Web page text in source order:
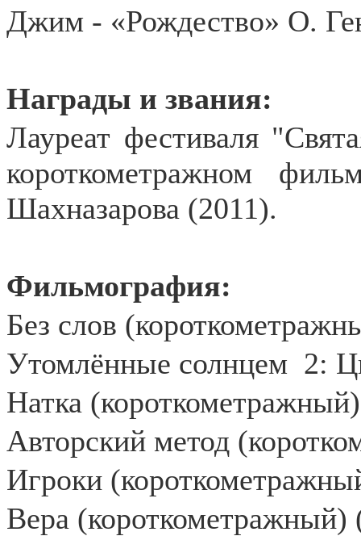
Джим - «Рождество» О.
Награды и звания:
Лауреат фестиваля
короткометражном
Шахназарова (2011).
Фильмография:
Без слов
Утомлённые солнцем 2:
Натка
Авторский метод
Игроки
Вера (короткометражный)